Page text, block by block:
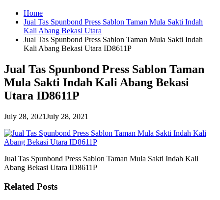
Home
Jual Tas Spunbond Press Sablon Taman Mula Sakti Indah
Kali Abang Bekasi Utara
Jual Tas Spunbond Press Sablon Taman Mula Sakti Indah
Kali Abang Bekasi Utara ID8611P
Jual Tas Spunbond Press Sablon Taman
Mula Sakti Indah Kali Abang Bekasi
Utara ID8611P
July 28, 2021July 28, 2021
Jual Tas Spunbond Press Sablon Taman Mula Sakti Indah Kali
Abang Bekasi Utara ID8611P
Related Posts